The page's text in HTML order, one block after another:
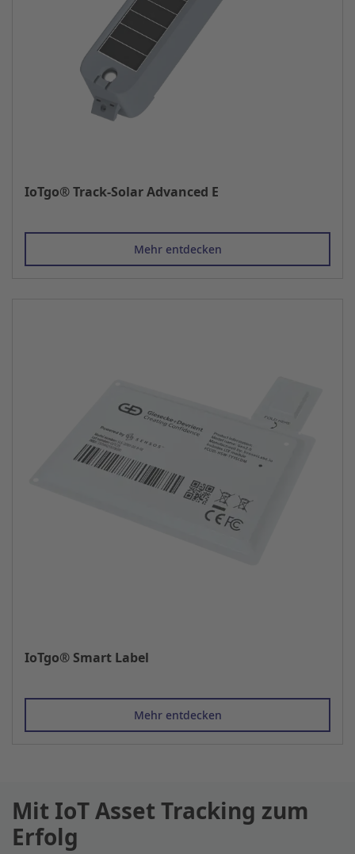
IoTgo® Track-Solar Advanced E
Mehr entdecken
IoTgo® Smart Label
Mehr entdecken
Mit IoT Asset Tracking zum
Erfolg